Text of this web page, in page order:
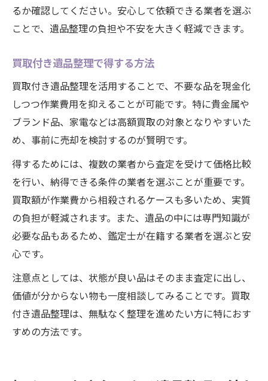
るか確認してください。安心して依頼できる業者を選ぶ
ことで、遺品整理の負担や不安を大きく軽減できます。
買取付き遺品整理で得する方法
買取付き遺品整理を活用することで、不要な品を現金化
しつつ作業費用を抑えることが可能です。特に貴金属や
ブランド品、家電などは高額買取の対象となりやすいた
め、事前に売却を検討するのが賢明です。
得するためには、複数の業者から査定を受けて価格比較
を行い、納得できる条件の業者を選ぶことが重要です。
買取額が作業費から相殺されるケースも多いため、実質
の負担が軽減されます。また、遺品の中には専門知識が
必要な品もあるため、鑑定士が在籍する業者を選ぶと安
心です。
注意点としては、状態が良い品はそのまま査定に出し、
価値が分からない物も一度相談してみることです。買取
付き遺品整理は、無駄なく整理を進めたい方に特におす
すめの方法です。